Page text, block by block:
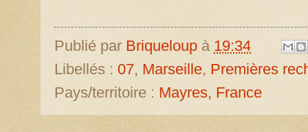
Publié par Briqueloup à 19:34
Libellés : 07, Marseille, Premières
Pays/territoire : Mayres, France